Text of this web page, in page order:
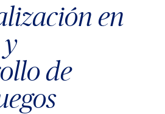
en
de